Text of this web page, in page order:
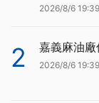
2026/8/6 19:39
2 嘉義麻油
2026/8/6 19:39